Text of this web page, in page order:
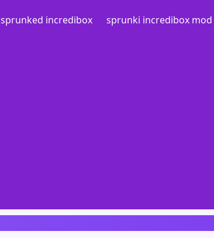
sprunked incredibox sprunki incredibox mod